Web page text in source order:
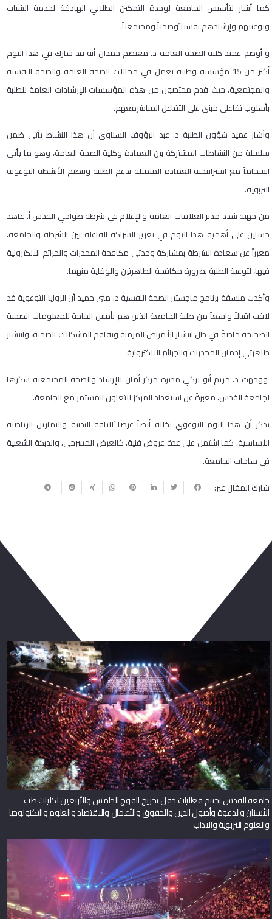
كما أشار لتأسيس الجامعة لوحدة التمكين الطلابي الهادفة لخدمة الشباب
وتوعيتهم وإرشادهم نفسيا ًوصحياً ومجتمعياً.
و أوضح عميد كلية الصحة العامة د. معتصم حمدان أنه قد شارك في هذا اليوم
أكثر من 15 مؤسسة وطنية تعمل في مجالات الصحة العامة والصحة النفسية
والمجتمعية، حيث قدم مختصون من هذه المؤسسات الإرشادات العامة للطلبة
بأسلوب تفاعلي مبني على التفاعل المباشرمعهم.
وأشار عميد شؤون الطلبة د. عبد الرؤوف السناوي أن هذا النشاط يأتي ضمن
سلسلة من النشاطات المشتركة بين العمادة وكلية الصحة العامة، وهو ما يأتي
انسجاماً مع استراتيجية العمادة المتمثلة بدعم الطلبة وتنظيم الأنشطة التوعوية
التربوية.
من جهته شدد مدير العلاقات العامة والإعلام في شرطة ضواحي القدس أ. عاهد
حساين على أهمية هذا اليوم في تعزيز الشراكة الفاعلة بين الشرطة والجامعة،
معبراً عن سعادة الشرطة بمشاركة وحدتي مكافحة المخدرات والجرائم الالكترونية
فيها، لتوعية الطلبة بضرورة مكافحة الظاهرتين والوقاية منهما.
وأكدت منسقة برنامج ماجستير الصحة النفسية د. منى حميد أن الزوايا التوعوية قد
لاقت اقبالاً واسعاً من طلبة الجامعة الذين هم بأمس الحاجة للمعلومات الصحية
الصحيحة خاصةً في ظل انتشار الأمراض المزمنة وتفاقم المشكلات الصحية، وانتشار
ظاهرتي إدمان المخدرات والجرائم الالكترونية.
ووجهت د. مريم أبو تركي مديرة مركز أمان للإرشاد والصحة المجتمعية شكرها
لجامعة القدس، معبرةً عن استعداد المركز للتعاون المستمر مع الجامعة.
يذكر أن هذا اليوم التوعوي تخلله أيضاً عرضا ًللياقة البدنية والتمارين الرياضية
الأساسية، كما اشتمل على عدة عروض فنية، كالعرض المسرحي، والدبكة الشعبية
في ساحات الجامعة.
شارك المقال عبر:
جامعة القدس تختتم فعاليات حفل تخريج الفوج الخامس والأربعين لكليات طب
الأسنان والدعوة وأصول الدين والحقوق والأعمال والاقتصاد والعلوم والتكنولوجيا
والعلوم التربوية والآداب